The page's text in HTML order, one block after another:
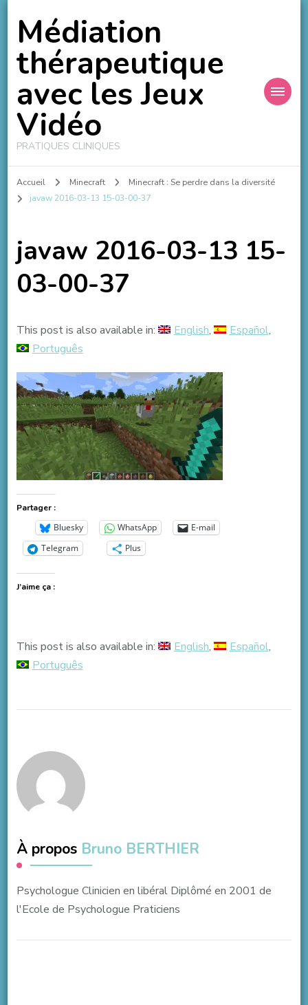
Médiation
thérapeutique
avec les Jeux
Vidéo
PRATIQUES CLINIQUES
Accueil Minecraft
Minecraft : Se perdre dans la diversité
javaw 2016-03-13 15-03-00-37
javaw 2016-03-13 15-
03-00-37
This post is also available in: English
Español
Português
Partager :
Bluesky WhatsApp
E-mail
Telegram
Plus
J’aime ça :
This post is also available in: English
Español
Português
À propos Bruno BERTHIER
Psychologue Clinicien en libéral Diplômé en 2001 de
l'Ecole de Psychologue Praticiens